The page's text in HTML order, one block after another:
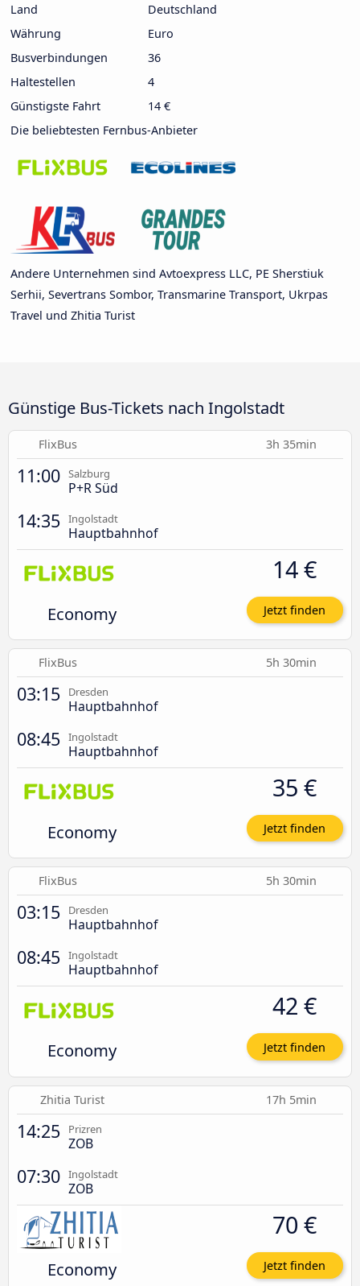
Land
Deutschland
Währung
Euro
Busverbindungen
36
Haltestellen
4
Günstigste Fahrt
14 €
Die beliebtesten Fernbus-Anbieter
Andere Unternehmen sind Avtoexpress LLC, PE Sherstiuk
Serhii, Severtrans Sombor, Transmarine Transport, Ukrpas
Travel und Zhitia Turist
Günstige Bus-Tickets nach Ingolstadt
FlixBus 3h 35min
11:00 Salzburg
P+R Süd
14:35 Ingolstadt
Hauptbahnhof
Economy
14 €
Jetzt finden
FlixBus 5h 30min
03:15 Dresden
Hauptbahnhof
08:45 Ingolstadt
Hauptbahnhof
Economy
35 €
Jetzt finden
FlixBus 5h 30min
03:15 Dresden
Hauptbahnhof
08:45 Ingolstadt
Hauptbahnhof
Economy
42 €
Jetzt finden
Zhitia Turist 17h 5min
14:25 Prizren
ZOB
07:30 Ingolstadt
ZOB
Economy
70 €
Jetzt finden